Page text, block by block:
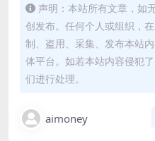
声明：本站所有文章，如
创发布。任何个人或组织，
制、盗用、采集、发布本站
体平台。如若本站内容侵犯
们进行处理。
aimoney